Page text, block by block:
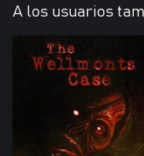
A los usuarios